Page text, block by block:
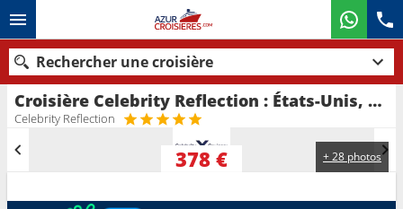
Croisière Celebrity Reflection : États-Unis, Bahamas au départ de Fort Lauderdale
Celebrity Reflection
+ 28 photos
378 €
Rechercher une croisière
Nos destinations